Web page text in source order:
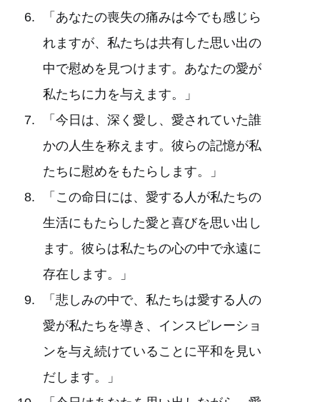
「あなたの喪失の痛みは今でも感じら
れますが、私たちは共有した思い出の
中で慰めを見つけます。あなたの愛が
私たちに力を与えます。」
「今日は、深く愛し、愛されていた誰
かの人生を称えます。彼らの記憶が私
たちに慰めをもたらします。」
「この命日には、愛する人が私たちの
生活にもたらした愛と喜びを思い出し
ます。彼らは私たちの心の中で永遠に
存在します。」
「悲しみの中で、私たちは愛する人の
愛が私たちを導き、インスピレーショ
ンを与え続けていることに平和を見い
だします。」